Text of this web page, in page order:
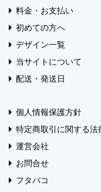
料金・お支払い
初めての方へ
デザイン一覧
当サイトについて
配送・発送日
個人情報保護方針
特定商取引に関する法
運営会社
お問合せ
フタバコ